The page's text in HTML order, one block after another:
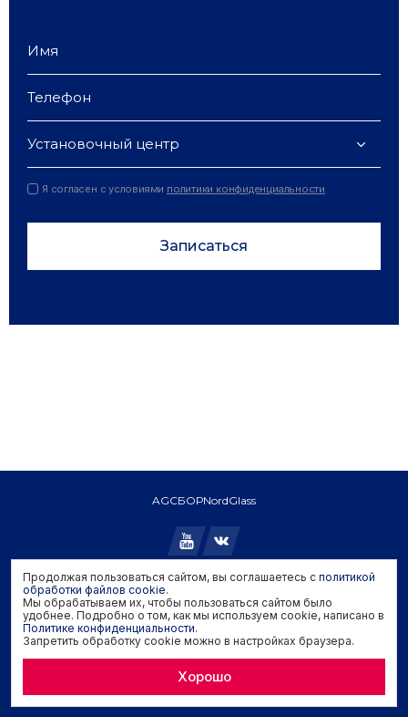
Установочный центр
Я согласен с условиями политики конфиденциальности
Записаться
AGCБОРNordGlass
Copyright © 2026 AGC. All rights reserved.
Политика конфиденциальности
Политика обработки файлов cookie
Задать вопрос производителю
Developed byGenisoft
Продолжая пользоваться сайтом, вы соглашаетесь с политикой
обработки файлов cookie.
Мы обрабатываем их, чтобы пользоваться сайтом было
удобнее. Подробно о том, как мы используем cookie, написано в
Политике конфиденциальности.
Запретить обработку cookie можно в настройках браузера.
Хорошо